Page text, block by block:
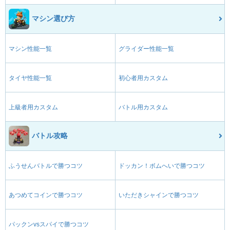
マシン選び方
マシン性能一覧 グライダー性能一覧
タイヤ性能一覧 初心者用カスタム
上級者用カスタム バトル用カスタム
バトル攻略
ふうせんバトルで勝つコツ ドッカン！ボムへいで勝つコツ
あつめてコインで勝つコツ いただきシャインで勝つコツ
パックンvsスパイで勝つコツ